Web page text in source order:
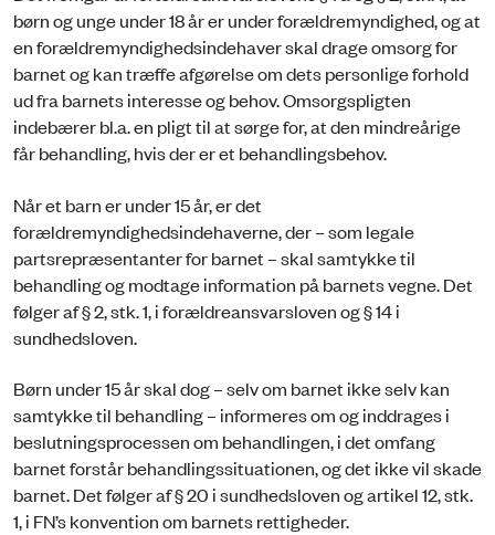
børn og unge under 18 år er under forældremyndighed, og at
en forældremyndighedsindehaver skal drage omsorg for
barnet og kan træffe afgørelse om dets personlige forhold
ud fra barnets interesse og behov. Omsorgspligten
indebærer bl.a. en pligt til at sørge for, at den mindreårige
får behandling, hvis der er et behandlingsbehov.
Når et barn er under 15 år, er det
forældremyndighedsindehaverne, der – som legale
partsrepræsentanter for barnet – skal samtykke til
behandling og modtage information på barnets vegne. Det
følger af § 2, stk. 1, i forældreansvarsloven og § 14 i
sundhedsloven.
Børn under 15 år skal dog – selv om barnet ikke selv kan
samtykke til behandling – informeres om og inddrages i
beslutningsprocessen om behandlingen, i det omfang
barnet forstår behandlingssituationen, og det ikke vil skade
barnet. Det følger af § 20 i sundhedsloven og artikel 12, stk.
1, i FN’s konvention om barnets rettigheder.